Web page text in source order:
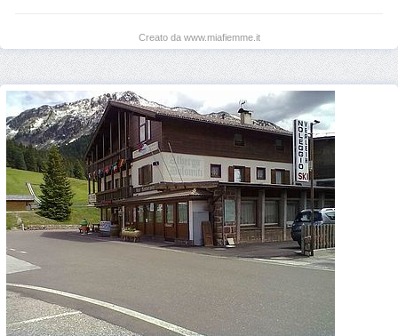
Creato da www.miafiemme.it